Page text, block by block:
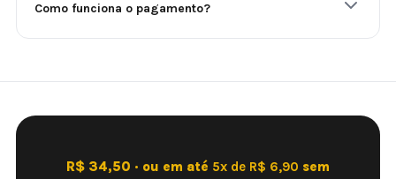
Como funciona o pagamento?
R$ 34,50 · ou em até 5x de R$ 6,90 sem